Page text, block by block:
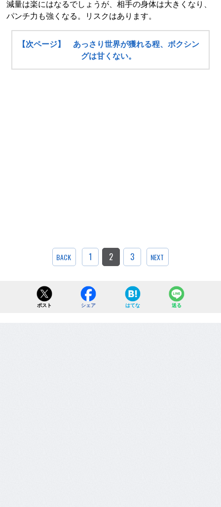
減量は楽にはなるでしょうが、相手の身体は大きくなり、
パンチ力も強くなる。リスクはあります。
【次ページ】 あっさり世界が獲れる程、ボクシン
グは甘くない。
BACK 1 2 3 NEXT
ポスト シェア はてな 送る